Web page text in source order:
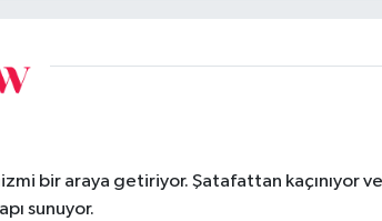
bir araya getiriyor. Şatafattan kaçınıyor
sunuyor.